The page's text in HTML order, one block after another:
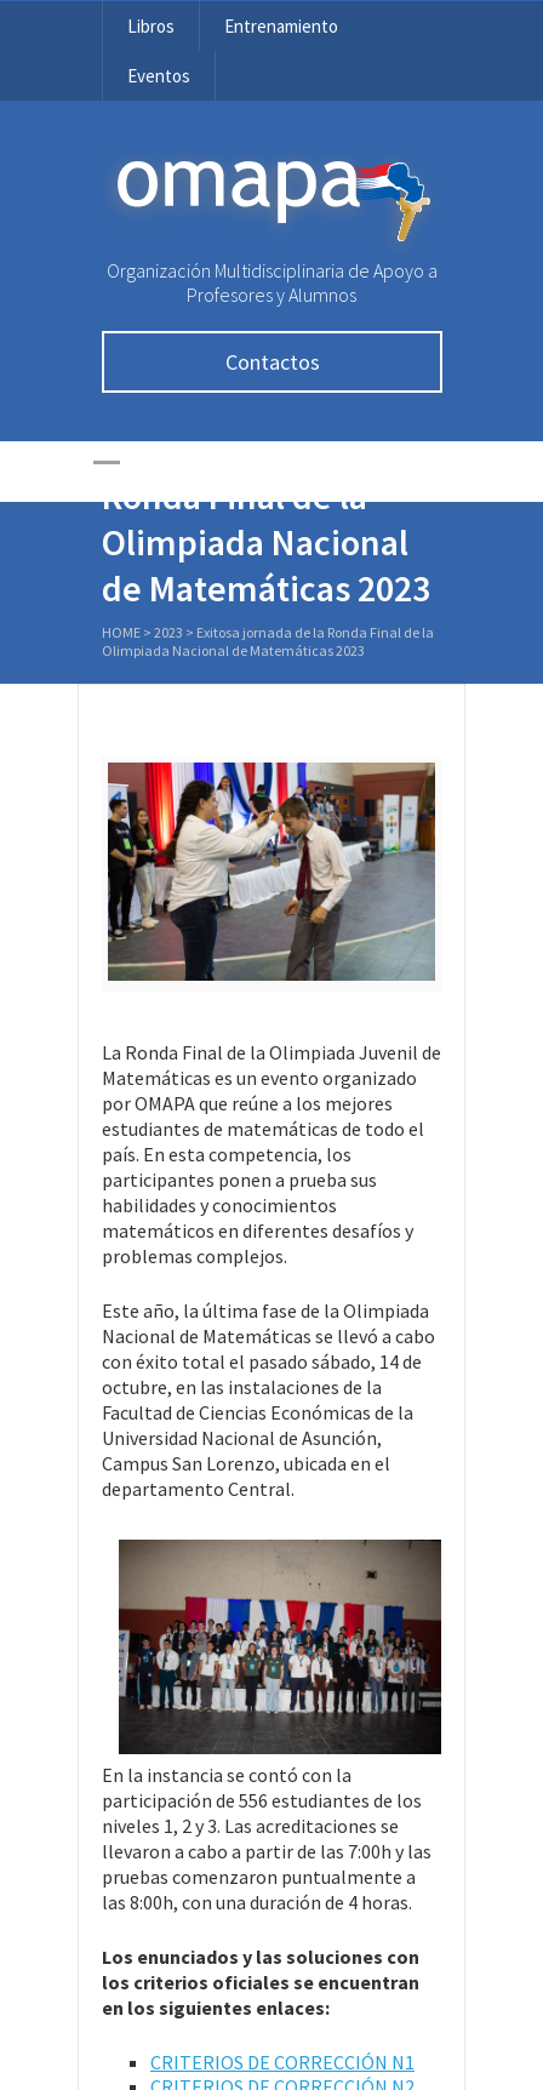
Libros Entrenamiento
Eventos
OMAPA
Organización Multidisciplinaria de Apoyo a
Profesores y Alumnos
Contactos
Exitosa jornada de la
Ronda Final de la
Olimpiada Nacional
de Matemáticas 2023
HOME > 2023 > Exitosa jornada de la Ronda Final de la
Olimpiada Nacional de Matemáticas 2023
La Ronda Final de la Olimpiada Juvenil de
Matemáticas es un evento organizado
por OMAPA que reúne a los mejores
estudiantes de matemáticas de todo el
país. En esta competencia, los
participantes ponen a prueba sus
habilidades y conocimientos
matemáticos en diferentes desafíos y
problemas complejos.
Este año, la última fase de la Olimpiada
Nacional de Matemáticas se llevó a cabo
con éxito total el pasado sábado, 14 de
octubre, en las instalaciones de la
Facultad de Ciencias Económicas de la
Universidad Nacional de Asunción,
Campus San Lorenzo, ubicada en el
departamento Central.
En la instancia se contó con la
participación de 556 estudiantes de los
niveles 1, 2 y 3. Las acreditaciones se
llevaron a cabo a partir de las 7:00h y las
pruebas comenzaron puntualmente a
las 8:00h, con una duración de 4 horas.
Los enunciados y las soluciones con
los criterios oficiales se encuentran
en los siguientes enlaces:
CRITERIOS DE CORRECCIÓN N1